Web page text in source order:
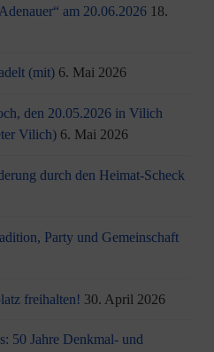
am 20.06.2026 18.
(mit) 6. Mai 2026
den 20.05.2026 in Vilich
Vilich) 6. Mai 2026
durch den Heimat-Scheck
Party und Gemeinschaft
freihalten! 30. April 2026
50 Jahre Denkmal- und